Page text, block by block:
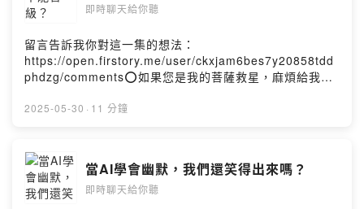
即時聊天給你聽
留言告訴我你對這一集的想法：
https://open.firstory.me/user/ckxjam6bes7y20858tdd
phdzg/comments⭕️如果您是我的菩薩救星，麻煩給我
www.linktr.ee/ed76559751平台留言吾亦或是留言區或私
直播也OK啦～😊Powered by Firstory Hosting
2025-05-30 · 11 分鐘
當AI學會幽默，我們還笑得出來嗎？
即時聊天給你聽